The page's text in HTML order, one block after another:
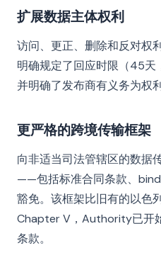
扩展数据主体权利
访问、更正、删除和反对权
明确规定了回应时限（45天
并明确了发布商有义务为权
更严格的跨境传输框架
向非适当司法管辖区的数据
——包括标准合同条款、
豁免。该框架比旧有的以色
Chapter V，Authority已开
条款。